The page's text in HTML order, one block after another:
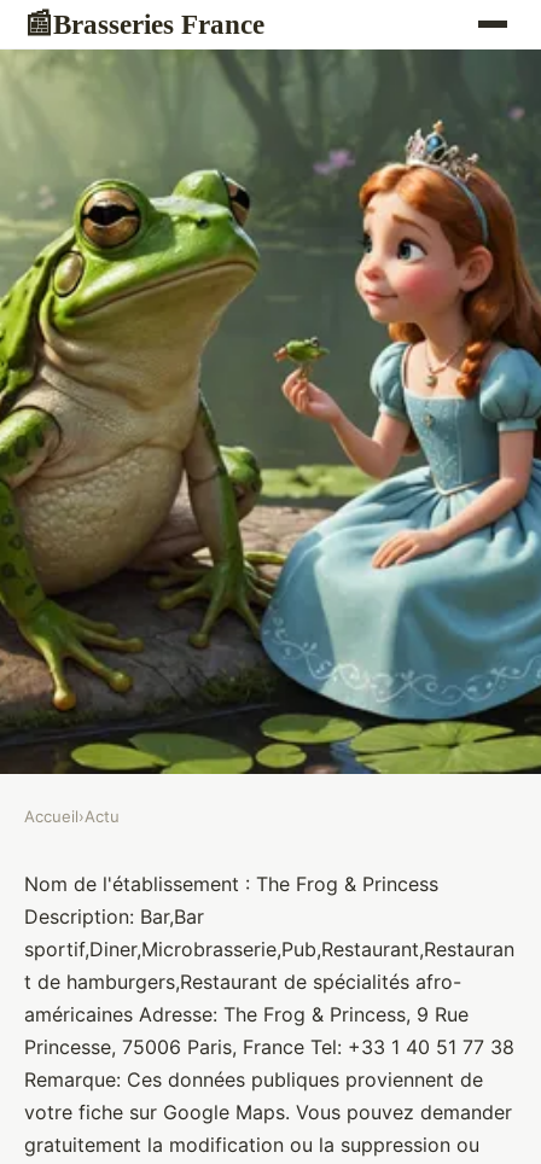
📰Brasseries France
The Frog & Princess
Brasseurs•10 janvier 2022•1 min de lecture
Accueil›Actu
Nom de l'établissement : The Frog & Princess
Description: Bar,Bar
sportif,Diner,Microbrasserie,Pub,Restaurant,Restauran
t de hamburgers,Restaurant de spécialités afro-
américaines Adresse: The Frog & Princess, 9 Rue
Princesse, 75006 Paris, France Tel: +33 1 40 51 77 38
Remarque: Ces données publiques proviennent de
votre fiche sur Google Maps. Vous pouvez demander
gratuitement la modification ou la suppression ou